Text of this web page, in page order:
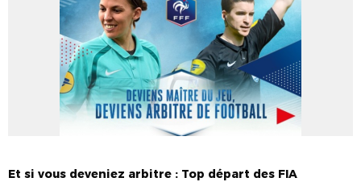
Et si vous deveniez arbitre : Top départ des FIA